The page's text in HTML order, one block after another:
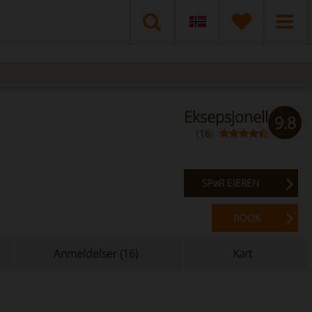
Eksepsjonell
( 16) 9.8
SPøR EIEREN
BOOK
Anmeldelser (16) Kart